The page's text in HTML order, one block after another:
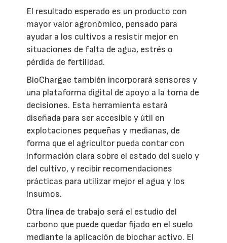
El resultado esperado es un producto con
mayor valor agronómico, pensado para
ayudar a los cultivos a resistir mejor en
situaciones de falta de agua, estrés o
pérdida de fertilidad.
BioChargae también incorporará sensores y
una plataforma digital de apoyo a la toma de
decisiones. Esta herramienta estará
diseñada para ser accesible y útil en
explotaciones pequeñas y medianas, de
forma que el agricultor pueda contar con
información clara sobre el estado del suelo y
del cultivo, y recibir recomendaciones
prácticas para utilizar mejor el agua y los
insumos.
Otra línea de trabajo será el estudio del
carbono que puede quedar fijado en el suelo
mediante la aplicación de biochar activo. El